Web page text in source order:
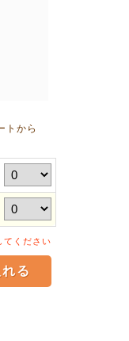
トから
てください